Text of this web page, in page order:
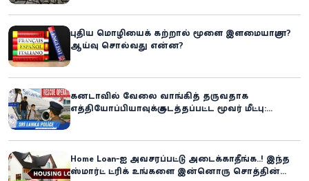
புதிய மொழியைக் கற்றால் மூளை இளமையாகுமா?
ஆய்வு சொல்வது என்ன?
கனடாவில் வேலை வாங்கித் தருவதாக
எத்தியோப்பியாவுக்கு கடத்தப்பட்ட மூவர் மீட்பு:
Home Loan-ஐ அவசரப்பட்டு அடைக்காதீங்க..! இந்த
ஸ்மார்ட் ட்ரிக் உங்களை இன்னொரு சொத்தின்